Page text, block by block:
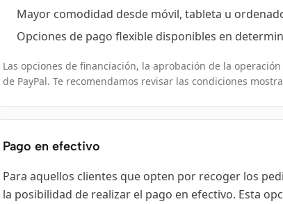
Mayor comodidad desde móvil, tableta u
Opciones de pago flexible disponibles en
Las opciones de financiación, la aprobación de la
de PayPal. Te recomendamos revisar las condiciones
Pago en efectivo
Para aquellos clientes que opten por recoger los
la posibilidad de realizar el pago en efectivo. Esta